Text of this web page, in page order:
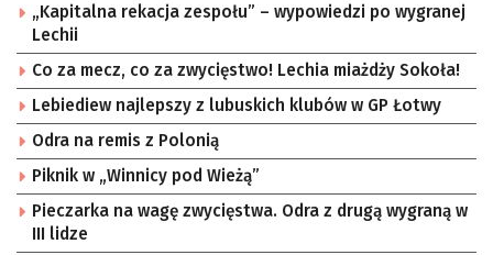
„Kapitalna rekacja zespołu” – wypowiedzi po wygranej
Lechii
Co za mecz, co za zwycięstwo! Lechia miażdży Sokoła!
Lebiediew najlepszy z lubuskich klubów w GP Łotwy
Odra na remis z Polonią
Piknik w „Winnicy pod Wieżą”
Pieczarka na wagę zwycięstwa. Odra z drugą wygraną w
III lidze